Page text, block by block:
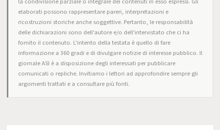
elaborati possono rappresentare pareri, interpretazioni e
ricostruzioni storiche anche soggettive. Pertanto, le responsabilità
delle dichiarazioni sono dell'autore e/o dell'intervistato che ci ha
fornito il contenuto. L'intento della testata è quello di fare
informazione a 360 gradi e di divulgare notizie di interesse pubblico. Il
giornale ASI è a disposizione degli interessati per pubblicare
comunicati o repliche. Invitiamo i lettori ad approfondire sempre gli
argomenti trattati e a consultare più fonti.